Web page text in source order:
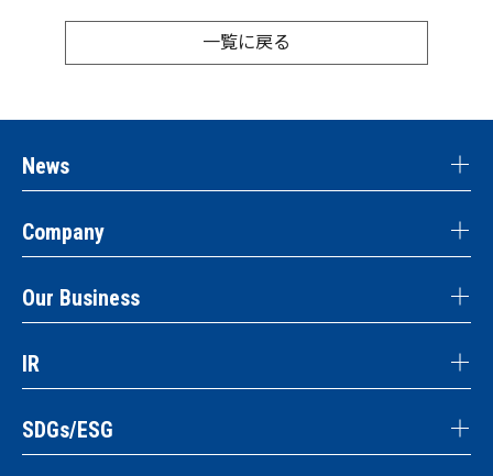
一覧に戻る
News
Company
Our Business
IR
SDGs/ESG